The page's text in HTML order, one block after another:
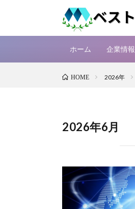
ホーム 企業情報
HOME 2026年
2026年6月